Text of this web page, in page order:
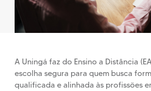
A Uningá faz do Ensino a Distância
escolha segura para quem busca
qualificada e alinhada às profissões